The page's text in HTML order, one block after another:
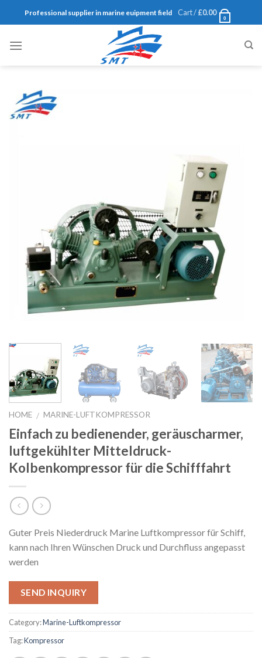
Professional supplier in marine euipment field Cart /£0.00
0
HOME / MARINE-LUFTKOMPRESSOR
Einfach zu bedienender, geräuscharmer,
luftgekühlter Mitteldruck-
Kolbenkompressor für die Schifffahrt
Guter Preis Niederdruck Marine Luftkompressor für Schiff,
kann nach Ihren Wünschen Druck und Durchfluss angepasst
werden
SEND INQUIRY
Category:Marine-Luftkompressor
Tag:Kompressor